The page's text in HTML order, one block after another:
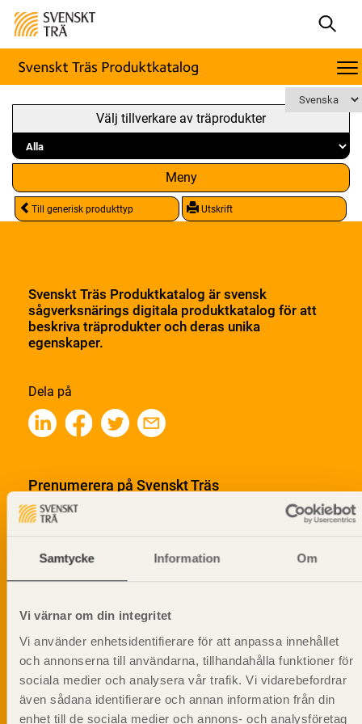
Samtycke Information Om
Vi värnar om din integritet
Vi använder enhetsidentifierare för att anpassa innehållet
och annonserna till användarna, tillhandahålla funktioner för
sociala medier och analysera vår trafik. Vi vidarebefordrar
även sådana identifierare och annan information från din
enhet till de sociala medier och annons- och analysföretag
Välj tillverkare av träprodukter
Meny
Till generisk produkttyp Utskrift
Svenskt Träs Produktkatalog är svensk
sågverksnärings digitala produktkatalog för att
beskriva träprodukter och deras unika
egenskaper.
Dela på
Prenumerera på Svenskt Träs
informationsutskick!